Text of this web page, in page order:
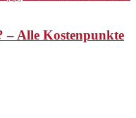
– Alle Kostenpunkte